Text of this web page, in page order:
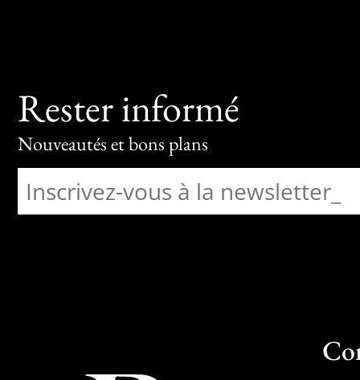
Rester informé
Nouveautés et bons plans